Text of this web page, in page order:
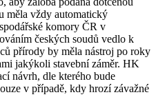
měla vždy automatický
komory ČR v
českých soudů vedlo k
přírody by měla nástroj po roky
jakýkoli stavební záměr. HK
návrh, dle kterého bude
v případě, kdy hrozí závažné